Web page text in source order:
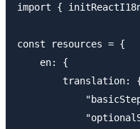
import {
const resources = {
    en: {
translation: